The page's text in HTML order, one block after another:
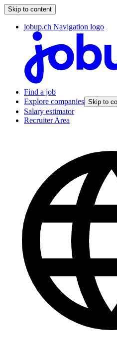
Skip to content
jobup.ch Navigation logo
Find a job
Explore companies Skip to
Salary estimator
Recruiter Area